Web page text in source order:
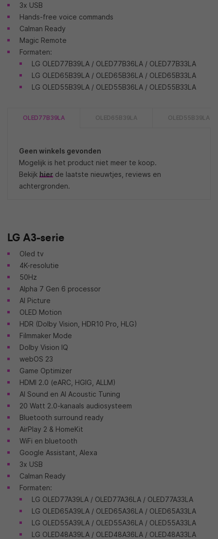
3x USB
Hands-free voice commands
Calman Ready
Magic Remote
Formaten:
LG OLED77B39LA / OLED77B36LA / OLED77B33LA
LG OLED65B39LA / OLED65B36LA / OLED65B33LA
LG OLED55B39LA / OLED55B36LA / OLED55B33LA
OLED77B39LA OLED65B39LA OLED55B39LA
Geen winkels gevonden
Mogelijk is het product niet meer te koop.
Bekijk hierde laatste nieuwtjes, reviews en
achtergronden.
LG A3-serie
Oled tv
4K-resolutie
50Hz
Alpha 7 Gen 6 processor
AI Picture
OLED Motion
HDR (Dolby Vision, HDR10 Pro, HLG)
Filmmaker Mode
Dolby Vision IQ
webOS 23
Game Optimizer
HDMI 2.0 (eARC, HGIG, ALLM)
AI Sound en AI Acoustic Tuning
20 Watt 2.0-kanaals audiosysteem
Bluetooth surround ready
AirPlay 2 & HomeKit
WiFi en bluetooth
Google Assistant, Alexa
3x USB
Calman Ready
Formaten:
LG OLED77A39LA / OLED77A36LA / OLED77A33LA
LG OLED65A39LA / OLED65A36LA / OLED65A33LA
LG OLED55A39LA / OLED55A36LA / OLED55A33LA
LG OLED48A39LA / OLED48A36LA / OLED48A33LA